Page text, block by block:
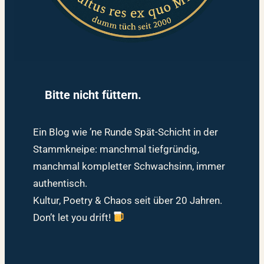
Bitte nicht füttern.
Ein Blog wie ’ne Runde Spät-Schicht in der
Stammkneipe: manchmal tiefgründig,
manchmal kompletter Schwachsinn, immer
authentisch.
Kultur, Poetry & Chaos seit über 20 Jahren.
Don’t let you drift!